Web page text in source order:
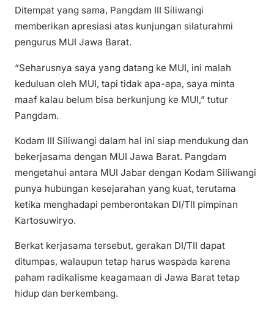
Ditempat yang sama, Pangdam III Siliwangi
memberikan apresiasi atas kunjungan silaturahmi
pengurus MUI Jawa Barat.
“Seharusnya saya yang datang ke MUI, ini malah
keduluan oleh MUI, tapi tidak apa-apa, saya minta
maaf kalau belum bisa berkunjung ke MUI,” tutur
Pangdam.
Kodam III Siliwangi dalam hal ini siap mendukung dan
bekerjasama dengan MUI Jawa Barat. Pangdam
mengetahui antara MUI Jabar dengan Kodam Siliwangi
punya hubungan kesejarahan yang kuat, terutama
ketika menghadapi pemberontakan DI/TII pimpinan
Kartosuwiryo.
Berkat kerjasama tersebut, gerakan DI/TII dapat
ditumpas, walaupun tetap harus waspada karena
paham radikalisme keagamaan di Jawa Barat tetap
hidup dan berkembang.